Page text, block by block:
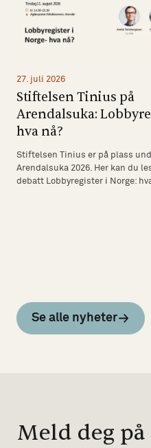
27. juli 2026
Stiftelsen Tinius på
Arendalsuka:
hva nå?
Stiftelsen Tinius er på plass
Arendalsuka 2026. Her kan du
debatt Lobbyregister i Norge:
Se alle nyheter
Meld deg